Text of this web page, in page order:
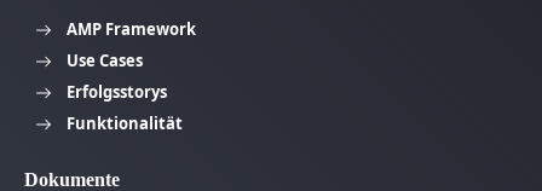
AMP Framework
Use Cases
Erfolgsstorys
Funktionalität
Dokumente